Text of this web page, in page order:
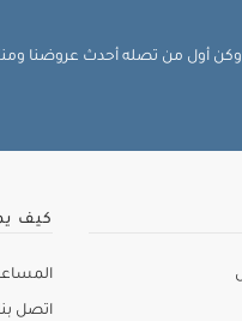
وكن أول من تصله أحدث عروضنا
كيف
اتصل